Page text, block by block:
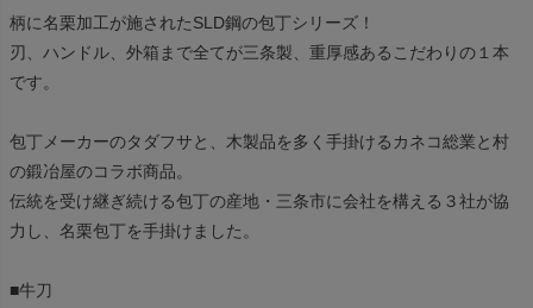
柄に名栗加工が施されたSLD鋼の包丁シリーズ！
刃、ハンドル、外箱まで全てが三条製、重厚感あるこだわりの１本
です。
包丁メーカーのタダフサと、木製品を多く手掛けるカネコ総業と村
の鍛冶屋のコラボ商品。
伝統を受け継ぎ続ける包丁の産地・三条市に会社を構える３社が協
力し、名栗包丁を手掛けました。
■牛刀